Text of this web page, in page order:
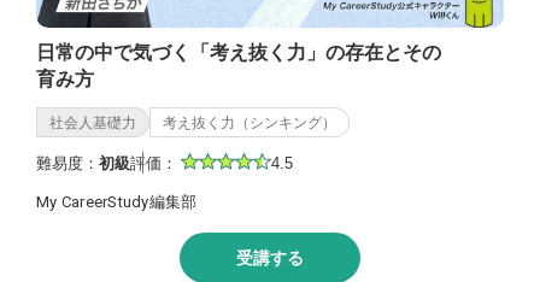
日常の中で気づく「考え抜く力」の存在とその
育み方
社会人基礎力 考え抜く力（シンキング）
難易度： 初級評価： 4.5
My CareerStudy編集部
受講する